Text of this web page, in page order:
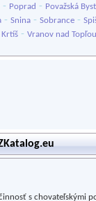
- Poprad - Považská
- Snina - Sobrance -
Krtíš - Vranov nad Topľou
s chovateľskými